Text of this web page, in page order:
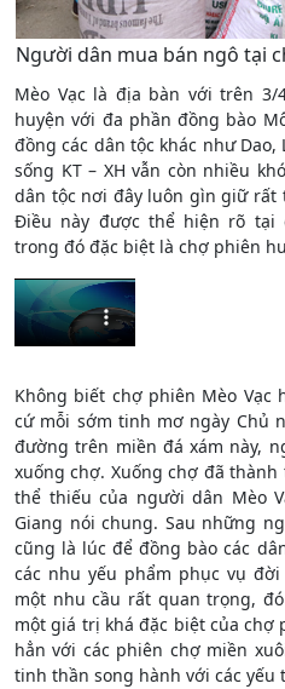
Người dân mua bán ngô tại
Mèo Vạc là địa bàn với trên
huyện với đa phần đồng bào
đồng các dân tộc khác như Dao,
sống KT – XH vẫn còn nhiều
dân tộc nơi đây luôn gìn giữ rất
Điều này được thể hiện rõ tại
trong đó đặc biệt là chợ phiên
Không biết chợ phiên Mèo
cứ mỗi sớm tinh mơ ngày Chủ
đường trên miền đá xám này,
xuống chợ. Xuống chợ đã
thể thiếu của người dân Mèo
Giang nói chung. Sau những
cũng là lúc để đồng bào các
các nhu yếu phẩm phục vụ
một nhu cầu rất quan trọng,
một giá trị khá đặc biệt của chợ
hẳn với các phiên chợ miền
tinh thần song hành với các yếu